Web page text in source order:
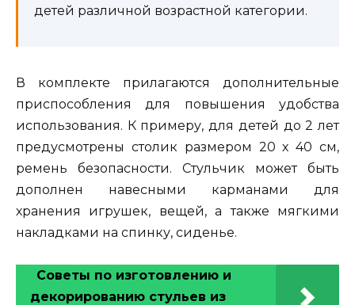
детей различной возрастной категории.
В комплекте прилагаются дополнительные
приспособления для повышения удобства
использования. К примеру, для детей до 2 лет
предусмотрены столик размером 20 х 40 см,
ремень безопасности. Стульчик может быть
дополнен навесными карманами для
хранения игрушек, вещей, а также мягкими
накладками на спинку, сиденье.
Советы по изготовлению и
декорированию стульев из